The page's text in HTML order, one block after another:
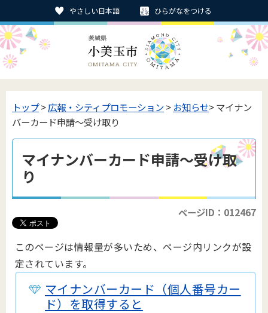
やさしい日本語 ひらがなをつける
トップ>広報・シティプロモーション>お知らせ> マイナン
バーカード申請～受け取り
マイナンバーカード申請～受け取
り
ページID：012467
このページは情報量が多いため、ページ内リンクが設
定されています。
マイナンバーカード（個人番号カー
ド）を取得すると